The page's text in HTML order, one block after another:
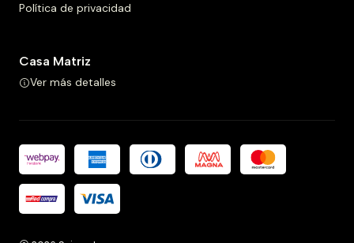
Política de privacidad
Casa Matriz
Ver más detalles